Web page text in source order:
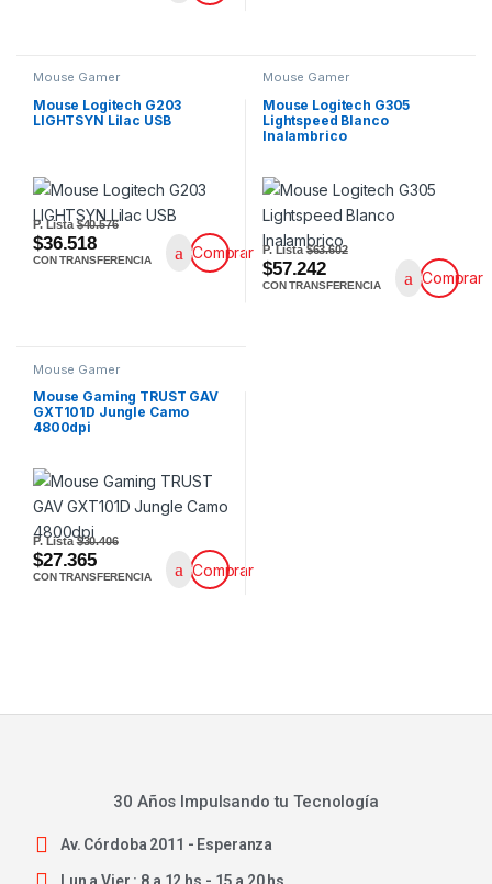
Mouse Gamer
Mouse Logitech G203
LIGHTSYN Lilac USB
P. Lista$40.576
$36.518
CON TRANSFERENCIA Comprar
Mouse Gamer
Mouse Logitech G305
Lightspeed Blanco
Inalambrico
P. Lista$63.602
$57.242
CON TRANSFERENCIA Comprar
Mouse Gamer
Mouse Gaming TRUST GAV
GXT101D Jungle Camo
4800dpi
P. Lista$30.406
$27.365
CON TRANSFERENCIA Comprar
30 Años Impulsando tu Tecnología
Av. Córdoba 2011 - Esperanza